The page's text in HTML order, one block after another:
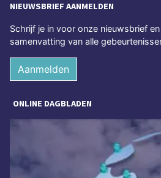
NIEUWSBRIEF AANMELDEN
Schrijf je in voor onze nieuwsbrief
samenvatting van alle
Aanmelden
ONLINE DAGBLADEN